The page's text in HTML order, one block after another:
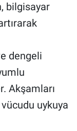
bilgisayar
dengeli
Akşamları
uykuya